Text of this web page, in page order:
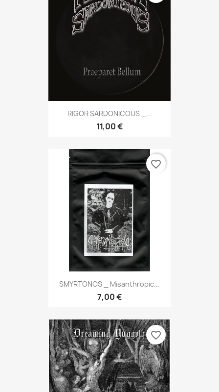
RIGOR SARDONICOUS _...
11,00 €
SMYRTONOS _ Misanthropic...
7,00 €
favorite_border
favorite_border